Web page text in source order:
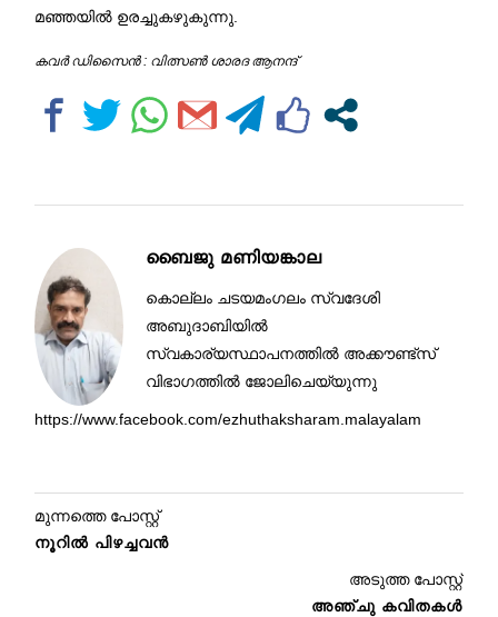
മഞ്ഞയിൽ ഉരച്ചുകഴുകുന്നു.
കവർ ഡിസൈൻ : വിത്സൺ ശാരദ ആനന്ദ്
ബൈജു മണിയങ്കാല
കൊല്ലം ചടയമംഗലം സ്വദേശി
അബുദാബിയിൽ
സ്വകാര്യസ്ഥാപനത്തിൽ അക്കൗണ്ട്സ്
വിഭാഗത്തിൽ ജോലിചെയ്യുന്നു
https://www.facebook.com/ezhuthaksharam.malayalam
മുന്നത്തെ പോസ്റ്റ്
നൂറിൽ പിഴച്ചവൻ
അടുത്ത പോസ്റ്റ്
അഞ്ചു കവിതകൾ